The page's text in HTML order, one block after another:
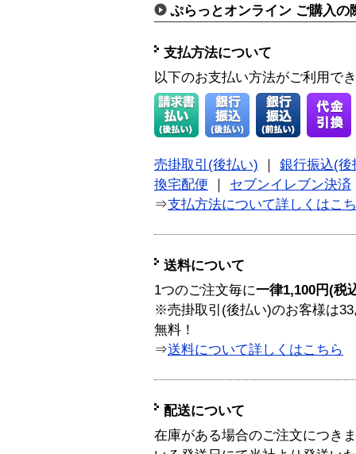
ぷらっとオンライン ご購入の
支払方法について
以下のお支払い方法がご利用で
売掛取引(後払い)
銀行振込(後
換宅配便
セブンイレブン決済
⇒支払方法について詳しくはこ
送料について
1つのご注文毎に一律1,100円(税
※売掛取引(後払い)のお客様は
無料！
⇒送料について詳しくはこちら
配送について
在庫がある場合のご注文につき